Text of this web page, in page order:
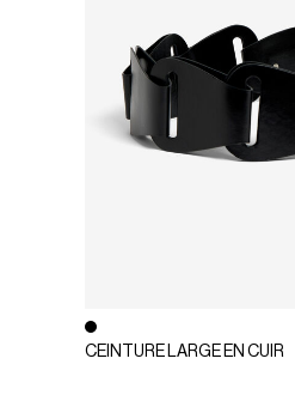
CEINTURE LARGE EN CUIR